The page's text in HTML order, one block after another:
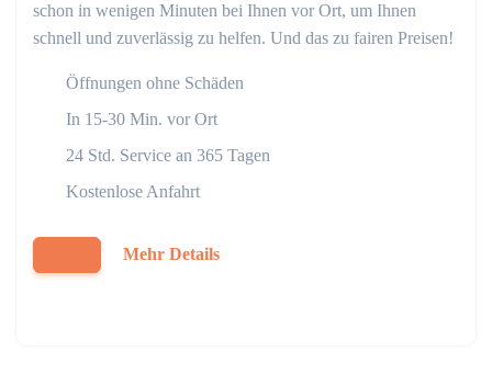
schon in wenigen Minuten bei Ihnen vor Ort, um Ihnen
schnell und zuverlässig zu helfen. Und das zu fairen Preisen!
Öffnungen ohne Schäden
In 15-30 Min. vor Ort
24 Std. Service an 365 Tagen
Kostenlose Anfahrt
Mehr Details